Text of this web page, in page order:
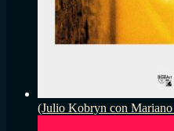
(Julio Kobryn con